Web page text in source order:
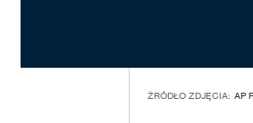
ŹRÓDŁO ZDJĘCIA: AP